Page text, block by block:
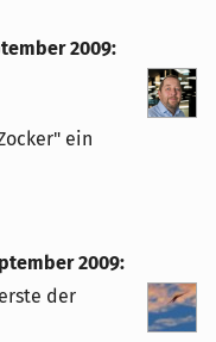
2009:
ein
2009:
der